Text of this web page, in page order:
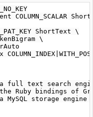
COLUMN_SCALAR
ShortText \
\
full text search
Ruby bindings of
MySQL storage engine